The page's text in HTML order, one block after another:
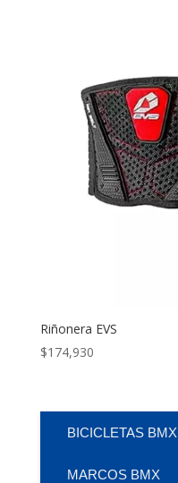
Riñonera EVS
$174,930
BICICLETAS BMX
MARCOS BMX